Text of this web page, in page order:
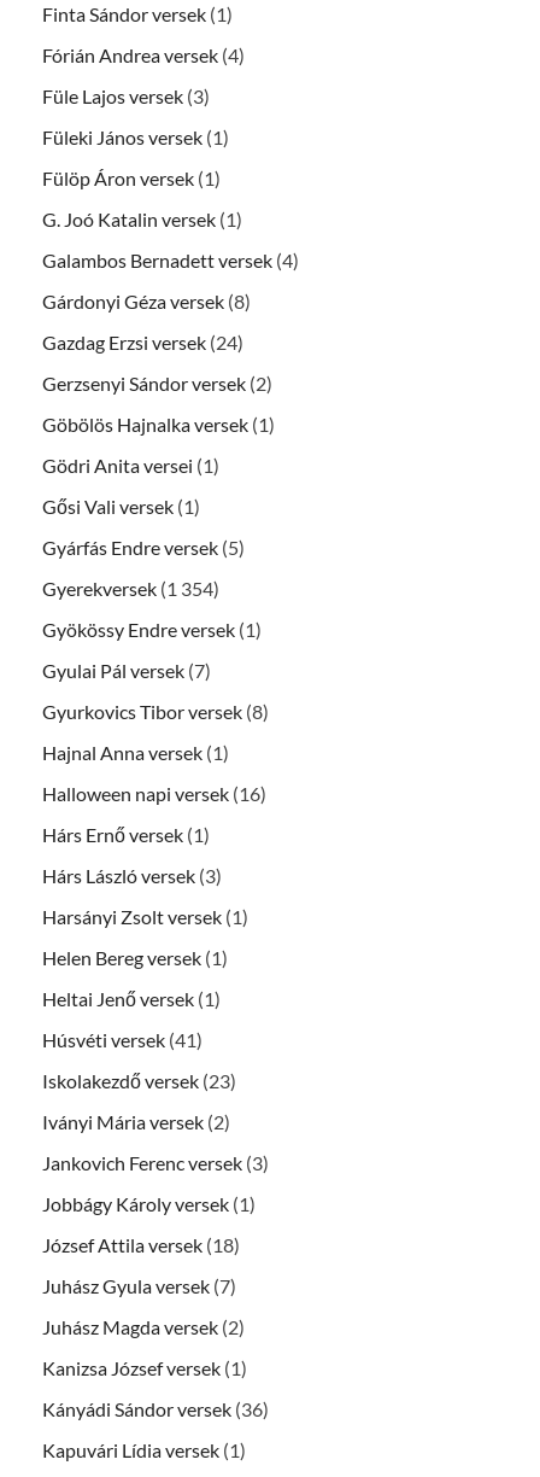
Finta Sándor versek (1)
Fórián Andrea versek (4)
Füle Lajos versek (3)
Füleki János versek (1)
Fülöp Áron versek (1)
G. Joó Katalin versek (1)
Galambos Bernadett versek (4)
Gárdonyi Géza versek (8)
Gazdag Erzsi versek (24)
Gerzsenyi Sándor versek (2)
Göbölös Hajnalka versek (1)
Gödri Anita versei (1)
Gősi Vali versek (1)
Gyárfás Endre versek (5)
Gyerekversek (1 354)
Gyökössy Endre versek (1)
Gyulai Pál versek (7)
Gyurkovics Tibor versek (8)
Hajnal Anna versek (1)
Halloween napi versek (16)
Hárs Ernő versek (1)
Hárs László versek (3)
Harsányi Zsolt versek (1)
Helen Bereg versek (1)
Heltai Jenő versek (1)
Húsvéti versek (41)
Iskolakezdő versek (23)
Iványi Mária versek (2)
Jankovich Ferenc versek (3)
Jobbágy Károly versek (1)
József Attila versek (18)
Juhász Gyula versek (7)
Juhász Magda versek (2)
Kanizsa József versek (1)
Kányádi Sándor versek (36)
Kapuvári Lídia versek (1)